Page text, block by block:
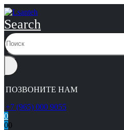
Search
ПОЗВОНИТЕ НАМ
+7 (965) 000 9055
0
00